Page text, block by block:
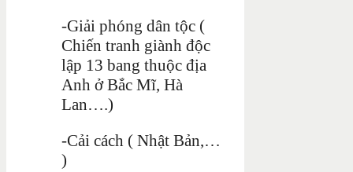
-Giải phóng dân tộc (
Chiến tranh giành độc
lập 13 bang thuộc địa
Anh ở Bắc Mĩ, Hà
Lan….)
-Cải cách ( Nhật Bản,…
)